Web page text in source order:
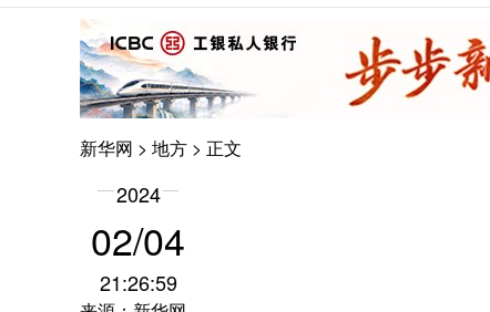
新华网 > 地方 > 正文
2024
02/04
21:26:59